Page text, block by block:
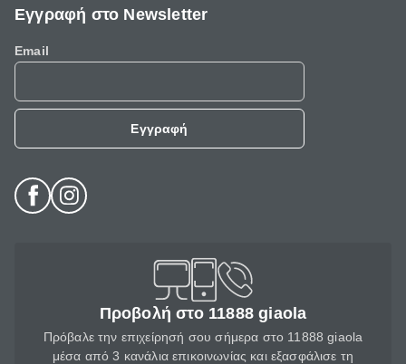
Εγγραφή στο Newsletter
Email
Εγγραφή
Προβολή στο 11888 giaola
Πρόβαλε την επιχείρησή σου σήμερα στο 11888 giaola
μέσα από 3 κανάλια επικοινωνίας και εξασφάλισε τη